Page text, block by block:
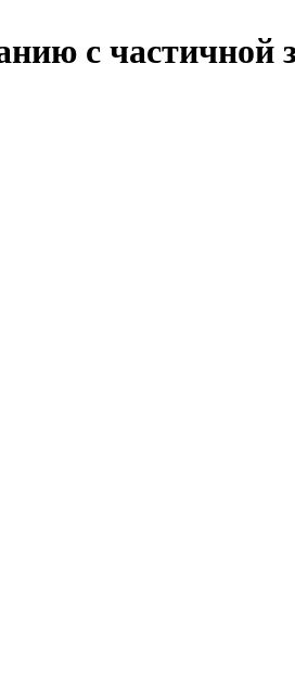
с частичной